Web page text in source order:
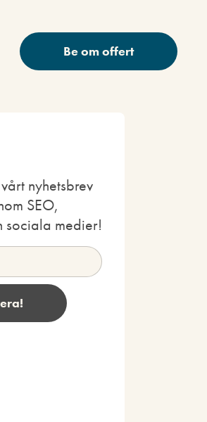
Be om offert
nyhetsbrev
SEO,
sociala medier!